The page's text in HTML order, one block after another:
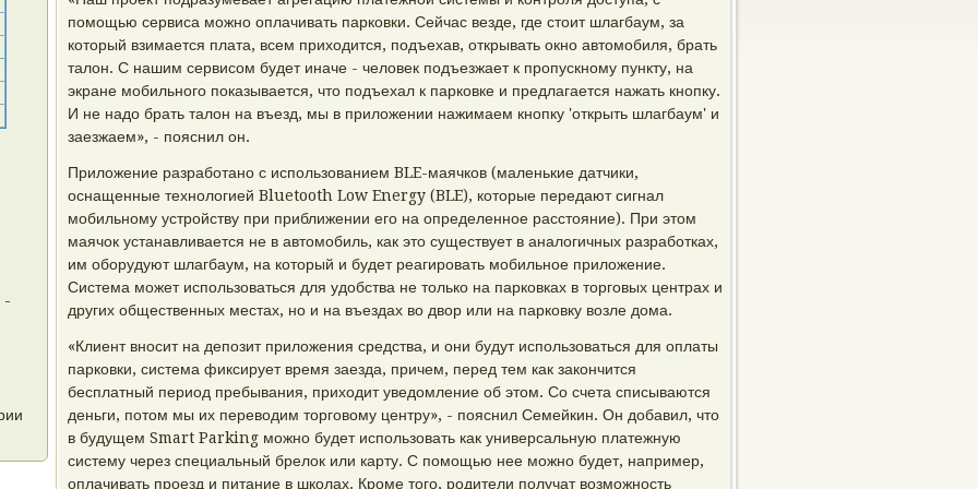
-
помощью сервиса можно оплачивать парковки. Сейчас везде, где стоит шлагбаум, за
который взимается плата, всем приходится, подъехав, открывать окно автомобиля, брать
талон. С нашим сервисом будет иначе - человек подъезжает к пропускному пункту, на
экране мобильного показывается, что подъехал к парковке и предлагается нажать кнопку.
И не надо брать талон на въезд, мы в приложении нажимаем кнопку 'открыть шлагбаум' и
заезжаем», - пояснил он.
Приложение разработано с использованием BLE-маячков (маленькие датчики,
оснащенные технологией Bluetooth Low Energy (BLE), которые передают сигнал
мобильному устройству при приближении его на определенное расстояние). При этом
маячок устанавливается не в автомобиль, как это существует в аналогичных разработках,
им оборудуют шлагбаум, на который и будет реагировать мобильное приложение.
Система может использоваться для удобства не только на парковках в торговых центрах и
других общественных местах, но и на въездах во двор или на парковку возле дома.
«Клиент вносит на депозит приложения средства, и они будут использоваться для оплаты
парковки, система фиксирует время заезда, причем, перед тем как закончится
бесплатный период пребывания, приходит уведомление об этом. Со счета списываются
деньги, потом мы их переводим торговому центру», - пояснил Семейкин. Он добавил, что
в будущем Smart Parking можно будет использовать как универсальную платежную
систему через специальный брелок или карту. С помощью нее можно будет, например,
оплачивать проезд и питание в школах. Кроме того, родители получат возможность